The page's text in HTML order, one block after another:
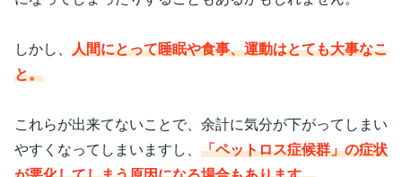
しかし、 人間にとって睡眠や食事、運動はとても大事なこ
と。
これらが出来てないことで、余計に気分が下がってしまい
やすくなってしまいますし、 「ペットロス症候群」の症状